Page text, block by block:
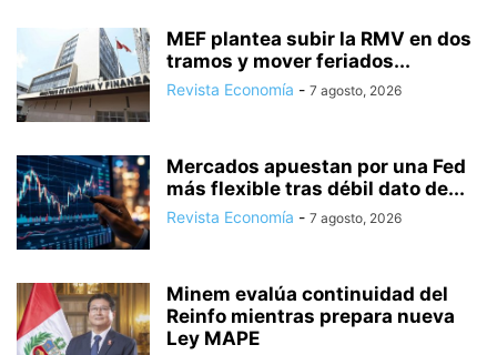
MEF plantea subir la RMV en dos
tramos y mover feriados...
Revista Economía - 7 agosto, 2026
Mercados apuestan por una Fed
más flexible tras débil dato de...
Revista Economía - 7 agosto, 2026
Minem evalúa continuidad del
Reinfo mientras prepara nueva
Ley MAPE